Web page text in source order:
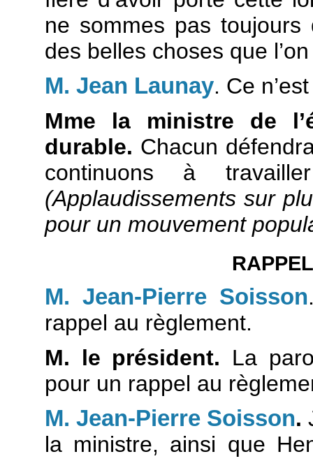
ne sommes pas toujours
des belles choses que
M. Jean Launay. Ce
Mme la ministre de
durable. Chacun
continuons à
(Applaudissements sur
pour un mouvement
M. Jean-Pierre Soisson
rappel au règlement.
M. le président. La
pour un rappel au
M. Jean-Pierre Soisson.
la ministre, ainsi que